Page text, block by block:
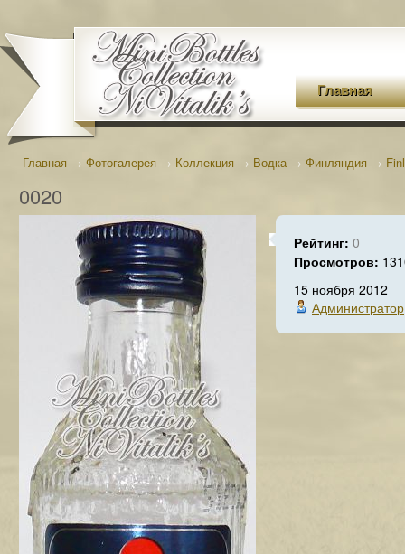
Главная
Главная → Фотогалерея → Коллекция → Водка→ Финляндия →
0020
Рейтинг: 0
Просмотров:
15 ноября 2012
Администратор